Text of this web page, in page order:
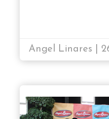
Angel Linares |